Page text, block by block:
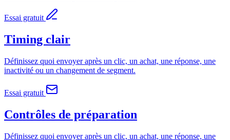
Essai gratuit
Timing clair
Définissez quoi envoyer après un clic, un achat, une réponse, une
inactivité ou un changement de segment.
Essai gratuit
Contrôles de préparation
Définissez quoi envoyer après un clic, un achat, une réponse, une